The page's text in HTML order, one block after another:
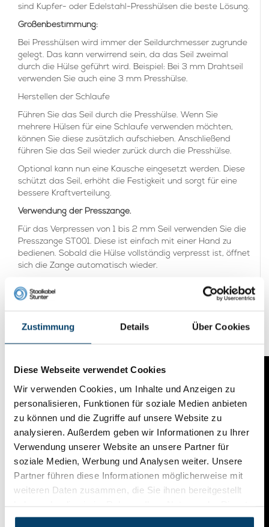
Zustimmung Details Über Cookies
Diese Webseite verwendet Cookies
Wir verwenden Cookies, um Inhalte und Anzeigen zu
personalisieren, Funktionen für soziale Medien anbieten
zu können und die Zugriffe auf unsere Website zu
analysieren. Außerdem geben wir Informationen zu Ihrer
Verwendung unserer Website an unsere Partner für
soziale Medien, Werbung und Analysen weiter. Unsere
Partner führen diese Informationen möglicherweise mit
weiteren Daten zusammen, die Sie ihnen bereitgestellt
gesammelt haben.
sind Kupfer- oder Edelstahl-Presshülsen die beste Lösung.
Größenbestimmung:
Bei Presshülsen wird immer der Seildurchmesser zugrunde
gelegt. Das kann verwirrend sein, da das Seil zweimal
durch die Hülse geführt wird. Beispiel: Bei 3 mm Drahtseil
verwenden Sie auch eine 3 mm Presshülse.
Herstellen der Schlaufe
Führen Sie das Seil durch die Presshülse. Wenn Sie
mehrere Hülsen für eine Schlaufe verwenden möchten,
können Sie diese zusätzlich aufschieben. Anschließend
führen Sie das Seil wieder zurück durch die Presshülse.
Optional kann nun eine Kausche eingesetzt werden. Diese
schützt das Seil, erhöht die Festigkeit und sorgt für eine
bessere Kraftverteilung.
Verwendung der Presszange.
Für das Verpressen von 1 bis 2 mm Seil verwenden Sie die
Presszange ST001. Diese ist einfach mit einer Hand zu
bedienen. Sobald die Hülse vollständig verpresst ist, öffnet
sich die Zange automatisch wieder.
Für das Verpressen von 2 bis 5 mm Seil verwenden Sie die
Presszange 18500TN. Legen Sie die Drahtklemme oder
Sie die Backe, die die Hülse am besten umschließt. Ziehen
Sie anschließend die Griffe vollständig zusammen, um die
Pressung auszuführen.